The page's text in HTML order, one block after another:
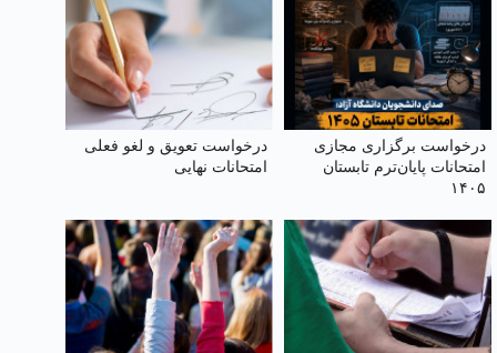
درخواست برگزاری مجازی
امتحانات پایان‌ترم تابستان
۱۴۰۵
درخواست تعویق و لغو فعلی
امتحانات نهایی